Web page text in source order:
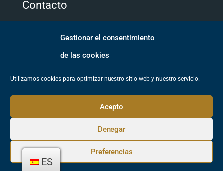
Gestionar el consentimiento
de las cookies
Utilizamos cookies para optimizar nuestro sitio web y nuestro servicio.
Acepto
Denegar
Preferencias
Contacto
Síguenos
© Arboretum de Galicia. Todos los derechos reservados.
Política de cookies.
ES